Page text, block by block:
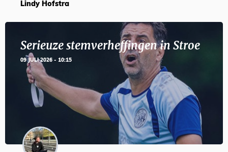
Lindy Hofstra
Serieuze stemverheffingen in Stroe
09 JULI 2026 - 10:15